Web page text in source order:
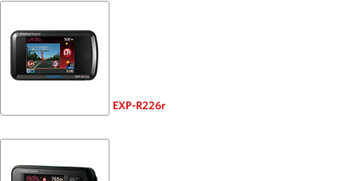
EXP-R226r